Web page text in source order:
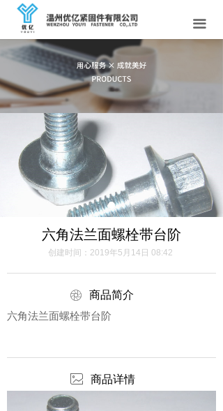
끀
首页
关于我们
产品中心
新闻资讯
法兰螺栓
紧固件百科
联系我们
六角法兰面螺栓带台阶
商品简介
创建时间： 2019年5月14日 08:42
六角法兰面螺栓带台阶
商品详情
ꁵ
ꂈ